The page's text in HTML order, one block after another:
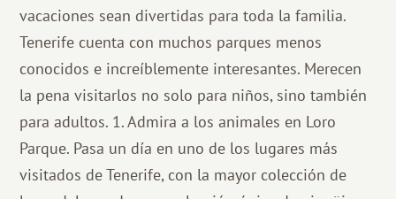
vacaciones sean divertidas para toda la familia.
Tenerife cuenta con muchos parques menos
conocidos e increíblemente interesantes. Merecen
la pena visitarlos no solo para niños, sino también
para adultos. 1. Admira a los animales en Loro
Parque. Pasa un día en uno de los lugares más
visitados de Tenerife, con la mayor colección de